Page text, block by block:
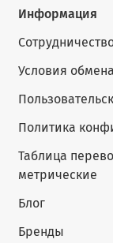
Информация
Условия
Политика
Таблица
метрические
Блог
Бренды